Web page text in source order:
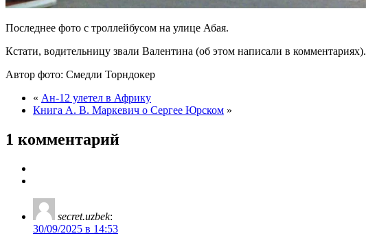
Последнее фото с троллейбусом на улице Абая.
Кстати, водительницу звали Валентина (об этом написали в комментариях).
Автор фото: Смедли Торндокер
« Ан-12 улетел в Африку
Книга А. В. Маркевич о Сергее Юрском »
1 комментарий
secret.uzbek:
30/09/2025 в 14:53